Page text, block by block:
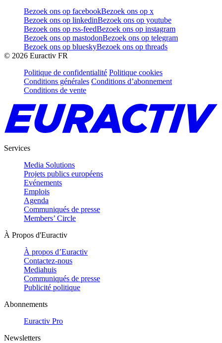
Bezoek ons op facebookBezoek ons op x
Bezoek ons op linkedinBezoek ons op youtube
Bezoek ons op rss-feedBezoek ons op instagram
Bezoek ons op mastodonBezoek ons op telegram
Bezoek ons op blueskyBezoek ons op threads
© 2026 Euractiv FR
Politique de confidentialité Politique cookies
Conditions générales Conditions d’abonnement
Conditions de vente
Services
Media Solutions
Projets publics européens
Evénements
Emplois
Agenda
Communiqués de presse
Members’ Circle
À Propos d'Euractiv
À propos d’Euractiv
Contactez-nous
Mediahuis
Communiqués de presse
Publicité politique
Abonnements
Euractiv Pro
Newsletters